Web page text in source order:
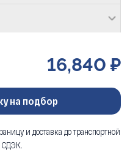
16,840 ₽
на подбор
и доставка до транспортной